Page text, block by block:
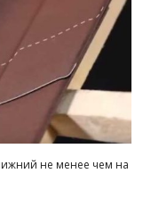
не менее чем на